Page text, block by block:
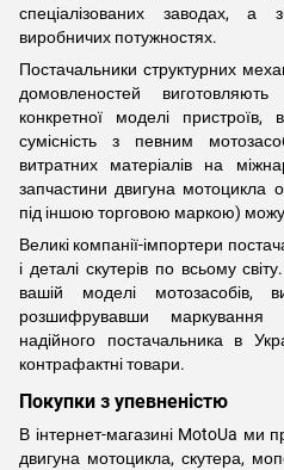
спеціалізованих заводах, а
виробничих потужностях.
Постачальники структурних
домовленостей
конкретної моделі пристроїв,
сумісність з певним
витратних матеріалів на
запчастини двигуна мотоцикла
під іншою торговою маркою)
Великі компанії-імпортери
і деталі скутерів по всьому
вашій моделі мотозасобів,
розшифрувавши маркування
надійного постачальника в
контрафактні товари.
Покупки з упевненістю
В інтернет-магазині MotoUa ми
двигуна мотоцикла, скутера,